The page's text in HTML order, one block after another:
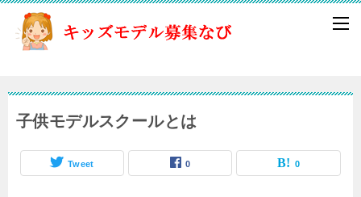
子供モデルスクールとは
Tweet 0 0